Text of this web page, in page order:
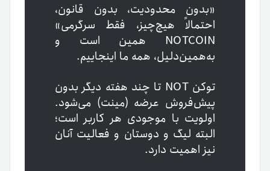
«بدون محدودیت، بدون قانون،
احتمالاً هیچ‌چیز، فقط سرگرمی»
NOTCOIN همین است و
به‌همین‌دلیل، همه ما اینجاییم.
توکن NOT تا چند هفته دیگر بدون
پیش‌فروش عرضه (مینت) می‌شود.
اولویت با موجودی هر کاربر است؛
البته لیگ و دوستان و فعالیت‌ آنان
نیز اهمیت دارد.